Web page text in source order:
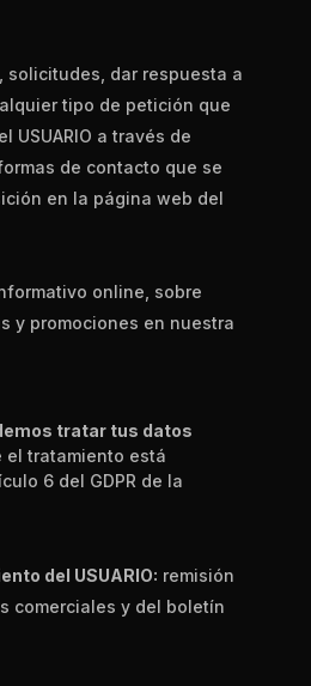
solicitudes, dar respuesta a
tipo de petición que
USUARIO a través de
de contacto que se
ción en la página web del
online, sobre
y promociones en nuestra
tratar tus datos
el tratamiento está
6 del GDPR de la
del USUARIO: remisión
comerciales y del boletín